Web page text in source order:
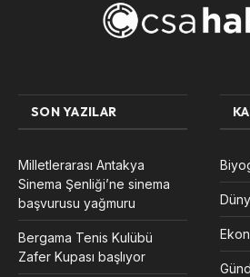
SON YAZILAR
Milletlerarası Antakya
Sinema Şenliği’ne sinema
başvurusu yağmuru
Bergama Tenis Kulübü
Zafer Kupası başlıyor